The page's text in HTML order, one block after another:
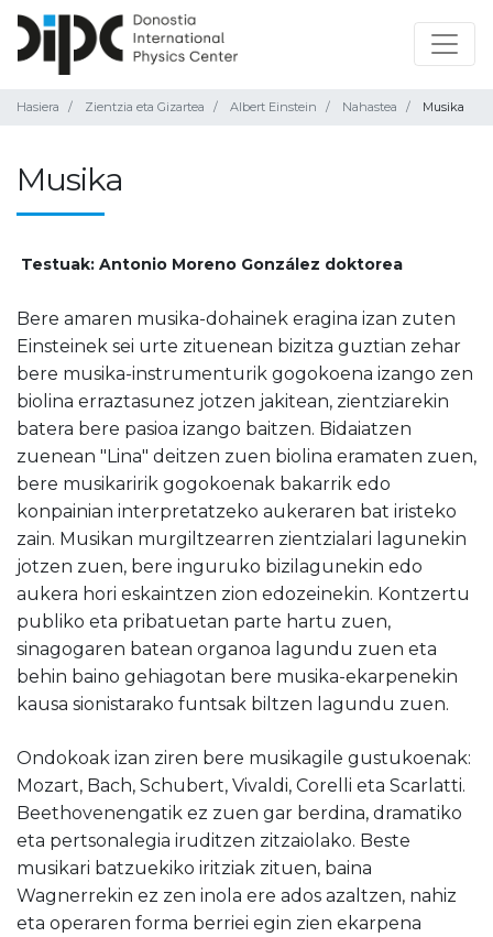
Hasiera Zientzia eta Gizartea Albert Einstein Nahastea Musika
Musika
Testuak: Antonio Moreno González doktorea
Bere amaren musika-dohainek eragina izan zuten
Einsteinek sei urte zituenean bizitza guztian zehar
bere musika-instrumenturik gogokoena izango zen
biolina erraztasunez jotzen jakitean, zientziarekin
batera bere pasioa izango baitzen. Bidaiatzen
zuenean "Lina" deitzen zuen biolina eramaten zuen,
bere musikaririk gogokoenak bakarrik edo
konpainian interpretatzeko aukeraren bat iristeko
zain. Musikan murgiltzearren zientzialari lagunekin
jotzen zuen, bere inguruko bizilagunekin edo
aukera hori eskaintzen zion edozeinekin. Kontzertu
publiko eta pribatuetan parte hartu zuen,
sinagogaren batean organoa lagundu zuen eta
behin baino gehiagotan bere musika-ekarpenekin
kausa sionistarako funtsak biltzen lagundu zuen.
Ondokoak izan ziren bere musikagile gustukoenak:
Mozart, Bach, Schubert, Vivaldi, Corelli eta Scarlatti.
Beethovenengatik ez zuen gar berdina, dramatiko
eta pertsonalegia iruditzen zitzaiolako. Beste
musikari batzuekiko iritziak zituen, baina
Wagnerrekin ez zen inola ere ados azaltzen, nahiz
eta operaren forma berriei egin zien ekarpena